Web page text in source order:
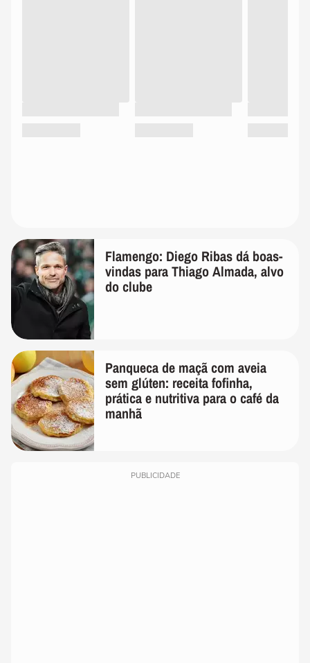
Flamengo: Diego Ribas dá boas-
vindas para Thiago Almada, alvo
do clube
Panqueca de maçã com aveia
sem glúten: receita fofinha,
prática e nutritiva para o café da
manhã
PUBLICIDADE